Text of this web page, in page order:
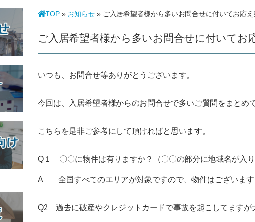
TOP » お知らせ » ご入居希望者様から多いお問合せに付いてお応え
ご入居希望者様から多いお問合せに付いてお
いつも、お問合せ等ありがとうございます。
今回は、入居希望者様からのお問合せで多いご質問をまとめ
こちらを是非ご参考にして頂ければと思います。
Q１ 〇〇に物件は有りますか？（〇〇の部分に地域名が入り
A 全国すべてのエリアが対象ですので、物件はございます
Q2 過去に破産やクレジットカードで事故を起こしてますが